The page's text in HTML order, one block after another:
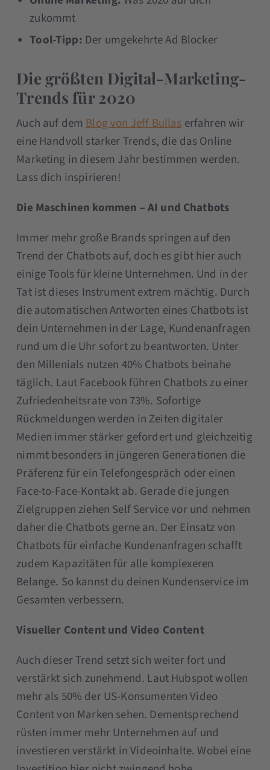
zukommt
Tool-Tipp: Der umgekehrte Ad Blocker
Die größten Digital-Marketing-
Trends für 2020
Auch auf demBlog von Jeff Bullaserfahren wir
eine Handvoll starker Trends, die das Online
Marketing in diesem Jahr bestimmen werden.
Lass dich inspirieren!
Die Maschinen kommen – AI und Chatbots
Immer mehr große Brands springen auf den
Trend der Chatbots auf, doch es gibt hier auch
einige Tools für kleine Unternehmen. Und in der
Tat ist dieses Instrument extrem mächtig. Durch
die automatischen Antworten eines Chatbots ist
dein Unternehmen in der Lage, Kundenanfragen
rund um die Uhr sofort zu beantworten. Unter
den Millenials nutzen 40% Chatbots beinahe
täglich. Laut Facebook führen Chatbots zu einer
Zufriedenheitsrate von 73%. Sofortige
Rückmeldungen werden in Zeiten digitaler
Medien immer stärker gefordert und gleichzeitig
nimmt besonders in jüngeren Generationen die
Präferenz für ein Telefongespräch oder einen
Face-to-Face-Kontakt ab. Gerade die jungen
Zielgruppen ziehen Self Service vor und nehmen
daher die Chatbots gerne an. Der Einsatz von
Chatbots für einfache Kundenanfragen schafft
zudem Kapazitäten für alle komplexeren
Belange. So kannst du deinen Kundenservice im
Gesamten verbessern.
Visueller Content und Video Content
Auch dieser Trend setzt sich weiter fort und
verstärkt sich zunehmend. Laut Hubspot wollen
mehr als 50% der US-Konsumenten Video
Content von Marken sehen. Dementsprechend
rüsten immer mehr Unternehmen auf und
investieren verstärkt in Videoinhalte. Wobei eine